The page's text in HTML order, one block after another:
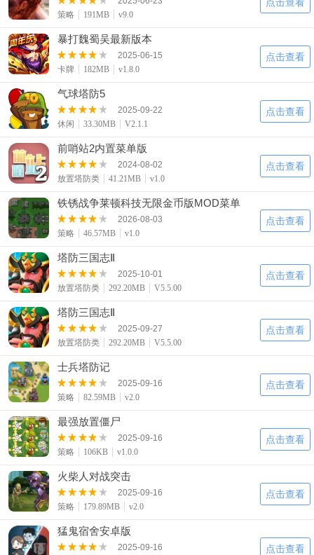
策略
191MB v9.0
暴打魏蜀吴最新版本
2025-06-15
卡牌
182MB v1.8.0
点击查看
气球塔防5
2025-09-22
休闲
33.30MB V2.1.1
点击查看
前哨站2内置菜单版
2024-08-02
放置塔防类
41.21MB v1.0
点击查看
铁锈战争莱顿科技无限金币版MOD菜单
2026-08-03
策略
46.57MB v1.0
点击查看
塔防三国志Ⅱ
2025-10-01
放置塔防类
292.20MB V5.5.00
点击查看
塔防三国志Ⅱ
2025-09-27
放置塔防类
292.20MB V5.5.00
点击查看
士兵塔防记
2025-09-16
策略
82.59MB v2.0
点击查看
最强放置僵尸
2025-09-16
策略
106KB v1.0.0
点击查看
火柴人对战突击
2025-09-16
策略
179.89MB v2.0
点击查看
猛鬼宿舍安卓版
2025-09-16
点击查看